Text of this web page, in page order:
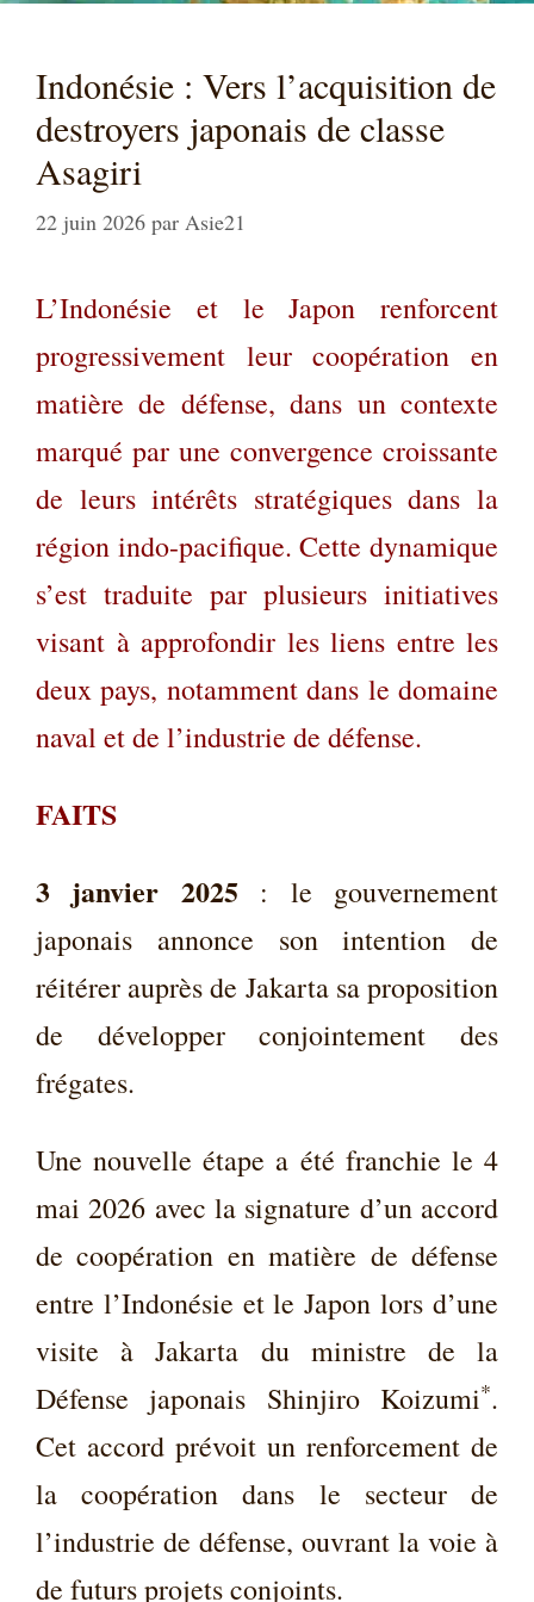
Indonésie : Vers l’acquisition de
destroyers japonais de classe
Asagiri
22 juin 2026 par Asie21
L’Indonésie et le Japon renforcent
progressivement leur coopération en
matière de défense, dans un contexte
marqué par une convergence croissante
de leurs intérêts stratégiques dans la
région indo-pacifique. Cette dynamique
s’est traduite par plusieurs initiatives
visant à approfondir les liens entre les
deux pays, notamment dans le domaine
naval et de l’industrie de défense.
FAITS
3 janvier 2025: le gouvernement
japonais annonce son intention de
réitérer auprès de Jakarta sa proposition
de développer conjointement des
frégates.
Une nouvelle étape a été franchie le 4
mai 2026 avec la signature d’un accord
de coopération en matière de défense
entre l’Indonésie et le Japon lors d’une
visite à Jakarta du ministre de la
Défense japonais Shinjiro Koizumi*.
Cet accord prévoit un renforcement de
la coopération dans le secteur de
l’industrie de défense, ouvrant la voie à
de futurs projets conjoints.